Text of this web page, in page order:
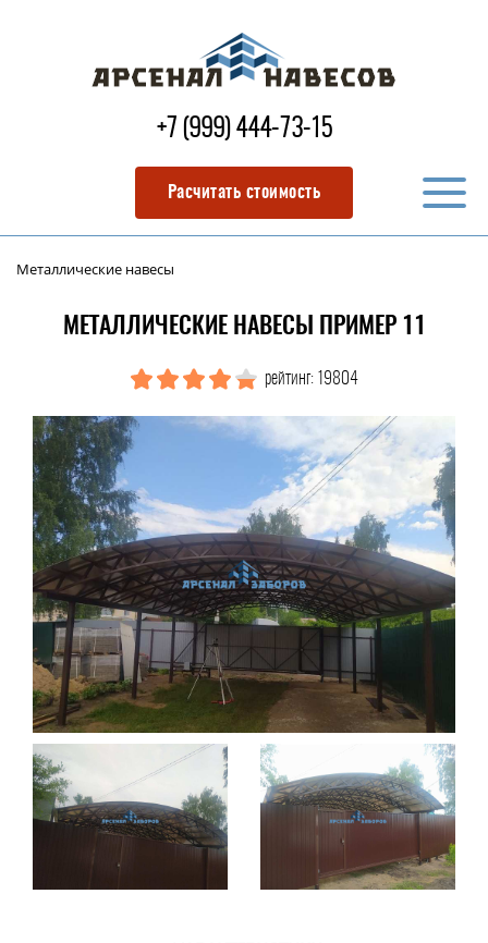
+7 (999) 444-73-15
Расчитать стоимость
Металлические навесы
МЕТАЛЛИЧЕСКИЕ НАВЕСЫ ПРИМЕР 11
рейтинг: 19804